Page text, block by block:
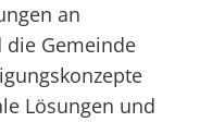
an
die Gemeinde
Lösungen und